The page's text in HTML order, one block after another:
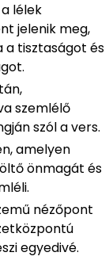
lélek
jelenik meg,
a tisztaságot és
szemlélő
szól a vers.
amelyen
önmagát és
nézőpont
egyedivé.